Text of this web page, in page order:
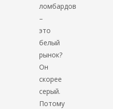
ломбардов
–
это
белый
рынок?
Он
скорее
серый.
Потому